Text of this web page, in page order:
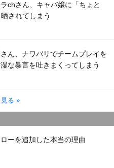
ラchさん、キャバ嬢に「ちょと
晒されてしまう
さん、ナワバリでチームプレイを
な暴言を吐きまくってしまう
見る »
ーを追加した本当の理由